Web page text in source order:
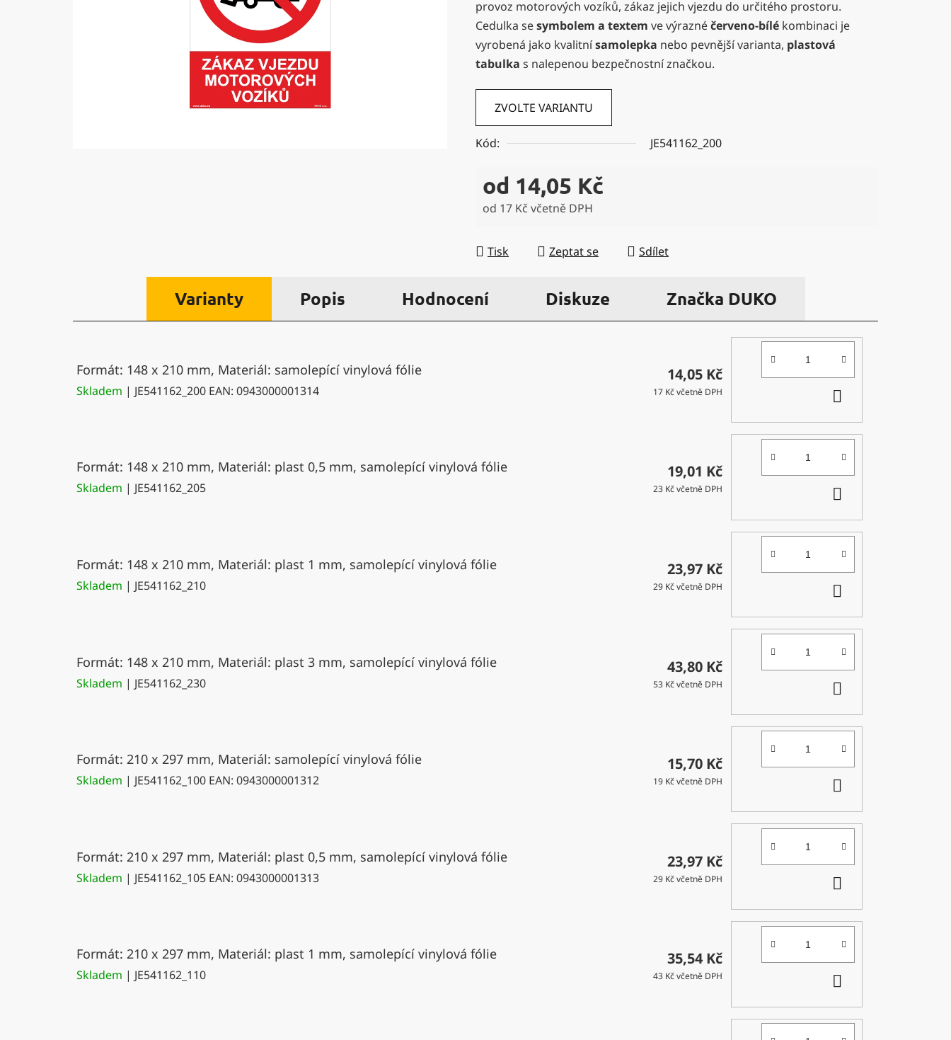
0,0
z
5
hvězdiček.
provoz motorových vozíků, zákaz jejich vjezdu do určitého prostoru.
Cedulka sesymbolem a textem ve výraznéčerveno-bílé kombinaci je
vyrobená jako kvalitnísamolepka nebo pevnější varianta, plastová
tabulka s nalepenou bezpečnostní značkou.
ZVOLTE VARIANTU
Kód: JE541162_200
od 14,05 Kč
od 17 Kč včetně DPH
Tisk
Zeptat se Sdílet
Varianty Popis Hodnocení Diskuze Značka DUKO
Formát: 148 x 210 mm, Materiál: samolepící vinylová fólie
Skladem | JE541162_200 EAN: 0943000001314
14,05 Kč
17 Kč včetně DPH
KOŠÍKU
Formát: 148 x 210 mm, Materiál: plast 0,5 mm, samolepící vinylová fólie
Skladem | JE541162_205
19,01 Kč
23 Kč včetně DPH
KOŠÍKU
Formát: 148 x 210 mm, Materiál: plast 1 mm, samolepící vinylová fólie
Skladem | JE541162_210
23,97 Kč
29 Kč včetně DPH
KOŠÍKU
Formát: 148 x 210 mm, Materiál: plast 3 mm, samolepící vinylová fólie
Skladem | JE541162_230
43,80 Kč
53 Kč včetně DPH
KOŠÍKU
Formát: 210 x 297 mm, Materiál: samolepící vinylová fólie
Skladem | JE541162_100 EAN: 0943000001312
15,70 Kč
19 Kč včetně DPH
KOŠÍKU
Formát: 210 x 297 mm, Materiál: plast 0,5 mm, samolepící vinylová fólie
Skladem | JE541162_105 EAN: 0943000001313
23,97 Kč
29 Kč včetně DPH
KOŠÍKU
Formát: 210 x 297 mm, Materiál: plast 1 mm, samolepící vinylová fólie
Skladem | JE541162_110
35,54 Kč
43 Kč včetně DPH
KOŠÍKU